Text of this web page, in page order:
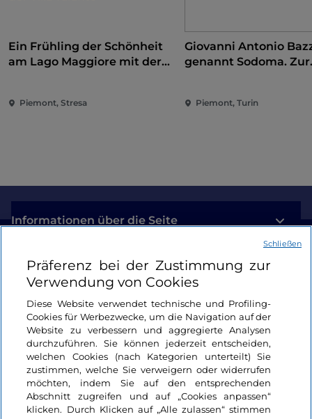
Ein Frühling der Schönheit
am Lago Maggiore mit der
der Villa Taranto
Piemont, Stresa
Giovanni Antonio
genannt Sodoma. Zur
Piemont, Turin
Informationen über die Seite
Nützliche Links
Login
Bleiben wir in Kontakt
Präferenz bei der Zustimmung zur
Verwendung von Cookies
Diese Website verwendet technische und Profiling-
Cookies für Werbezwecke, um die Navigation auf der
Website zu verbessern und aggregierte Analysen
durchzuführen. Sie können jederzeit entscheiden,
welchen Cookies (nach Kategorien unterteilt) Sie
zustimmen, welche Sie verweigern oder widerrufen
möchten, indem Sie auf den entsprechenden
Abschnitt zugreifen und auf „Cookies anpassen“
klicken. Durch Klicken auf „Alle zulassen“ stimmen
Schließen